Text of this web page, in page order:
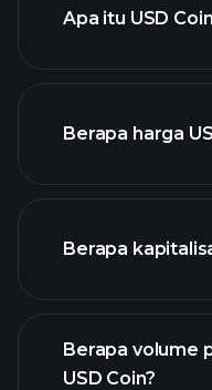
Apa itu USD
Berapa harga
lanjutan
Berapa
daftar
Berapa volume
USD Coin?